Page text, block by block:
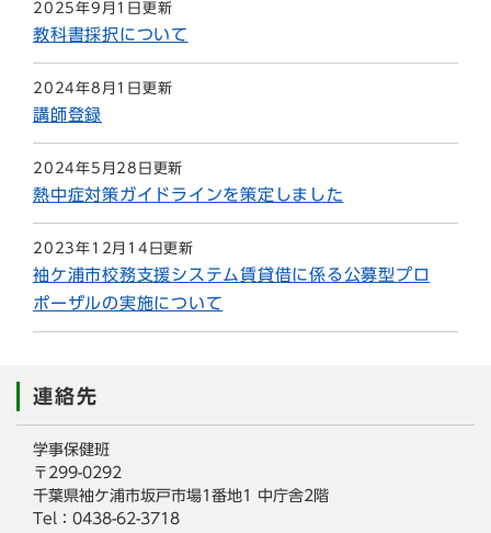
2025年9月1日更新
教科書採択について
2024年8月1日更新
講師登録
2024年5月28日更新
熱中症対策ガイドラインを策定しました
2023年12月14日更新
袖ケ浦市校務支援システム賃貸借に係る公募型プロ
ポーザルの実施について
連絡先
学事保健班
〒299-0292
千葉県袖ケ浦市坂戸市場1番地1 中庁舎2階
Tel：0438-62-3718